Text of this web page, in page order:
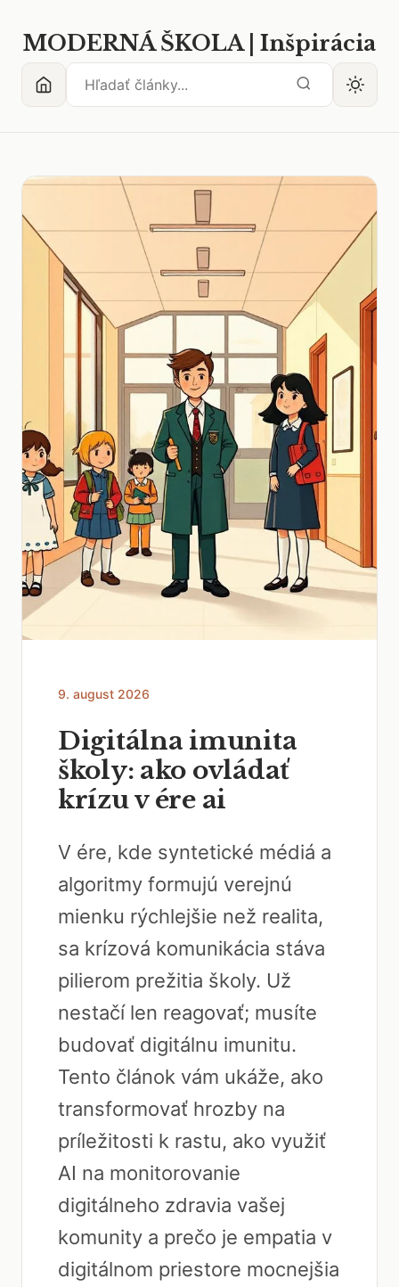
MODERNÁ ŠKOLA | Inšpirácia
9. august 2026
Digitálna imunita
školy: ako ovládať
krízu v ére ai
V ére, kde syntetické médiá a
algoritmy formujú verejnú
mienku rýchlejšie než realita,
sa krízová komunikácia stáva
pilierom prežitia školy. Už
nestačí len reagovať; musíte
budovať digitálnu imunitu.
Tento článok vám ukáže, ako
transformovať hrozby na
príležitosti k rastu, ako využiť
AI na monitorovanie
digitálneho zdravia vašej
komunity a prečo je empatia v
digitálnom priestore mocnejšia